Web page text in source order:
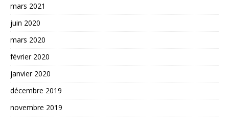
mars 2021
juin 2020
mars 2020
février 2020
janvier 2020
décembre 2019
novembre 2019